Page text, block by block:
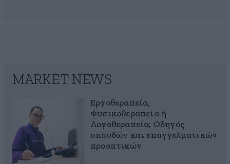
MARKET NEWS
Εργοθεραπεία,
Φυσικοθεραπεία ή
Λογοθεραπεία; Οδηγός
σπουδών και επαγγελματικών
προοπτικών